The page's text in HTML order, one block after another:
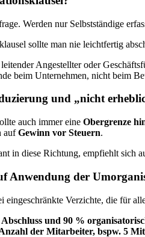
Werden nur Selbstständige
sollte man nie leichtfertig
Angestellter oder
beim Unternehmen, nicht beim
und „nicht
auch immer eineObergrenze
aufGewinn vor Steuern.
in diese Richtung, empfiehlt
Anwendung der
Verzichte, die für
und 90 %
der Mitarbeiter, bspw. 5